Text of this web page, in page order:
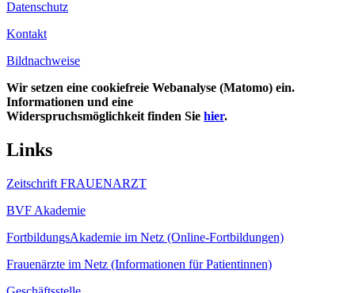
Datenschutz
Kontakt
Bildnachweise
Wir setzen eine cookiefreie Webanalyse (Matomo) ein.
Informationen und eine
Widerspruchsmöglichkeit finden Sie hier.
Links
Zeitschrift FRAUENARZT
BVF Akademie
FortbildungsAkademie im Netz (Online-Fortbildungen)
Frauenärzte im Netz (Informationen für Patientinnen)